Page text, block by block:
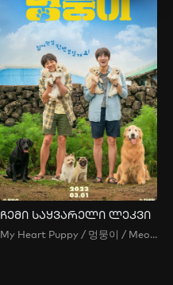
ჩემი საყვარელი ლეკვი
My Heart Puppy / 멍뭉이 / Meongmungi / Puppy /